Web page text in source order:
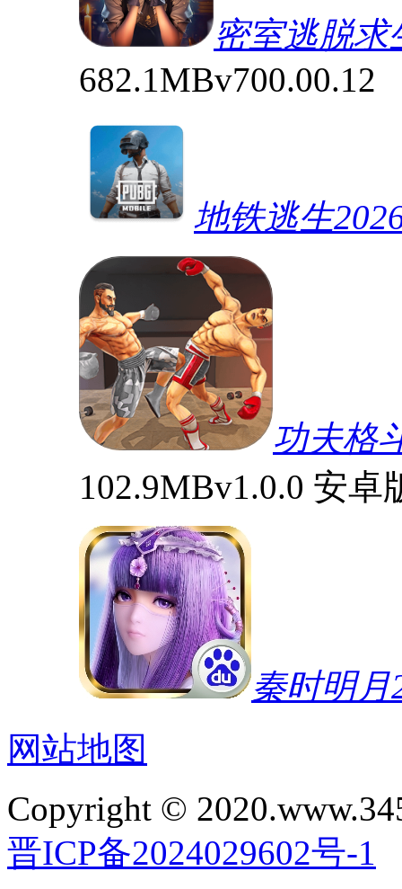
密室逃脱求
682.1MBv700.00.12
地铁逃生
功夫格
102.9MBv1.0.0 安卓
秦时明月
网站地图
Copyright ©
晋ICP备2024029602号-1